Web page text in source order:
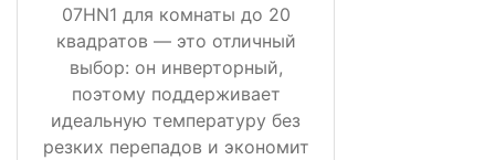
07HN1 для комнаты до 20
квадратов — это отличный
выбор: он инверторный,
поэтому поддерживает
идеальную температуру без
резких перепадов и экономит